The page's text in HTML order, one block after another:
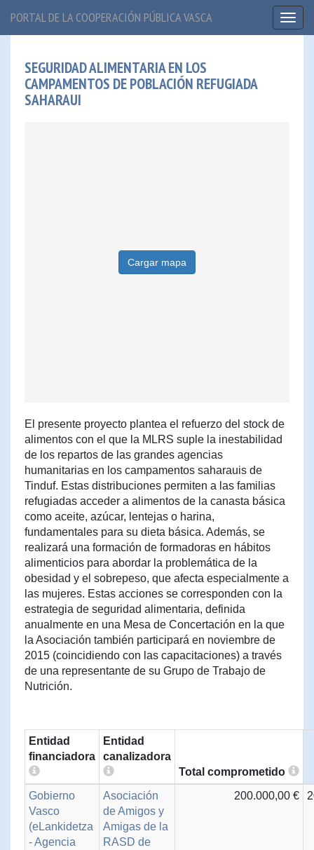
PORTAL DE LA COOPERACIÓN PÚBLICA VASCA
SEGURIDAD ALIMENTARIA EN LOS
CAMPAMENTOS DE POBLACIÓN REFUGIADA
SAHARAUI
Cargar mapa
El presente proyecto plantea el refuerzo del stock de
alimentos con el que la MLRS suple la inestabilidad
de los repartos de las grandes agencias
humanitarias en los campamentos saharauis de
Tinduf. Estas distribuciones permiten a las familias
refugiadas acceder a alimentos de la canasta básica
como aceite, azúcar, lentejas o harina,
fundamentales para su dieta básica. Además, se
realizará una formación de formadoras en hábitos
alimenticios para abordar la problemática de la
obesidad y el sobrepeso, que afecta especialmente a
las mujeres. Estas acciones se corresponden con la
estrategia de seguridad alimentaria, definida
anualmente en una Mesa de Concertación en la que
la Asociación también participará en noviembre de
2015 (coincidiendo con las capacitaciones) a través
de una representante de su Grupo de Trabajo de
Nutrición.
Entidad
financiadora
Entidad
canalizadora
Total comprometido
Gobierno
Vasco
(eLankidetza
- Agencia
Asociación
de Amigos y
Amigas de la
RASD de
200.000,00 €